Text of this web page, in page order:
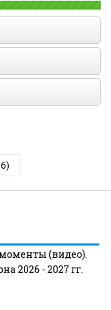
(видео).
2026 - 2027 гг.